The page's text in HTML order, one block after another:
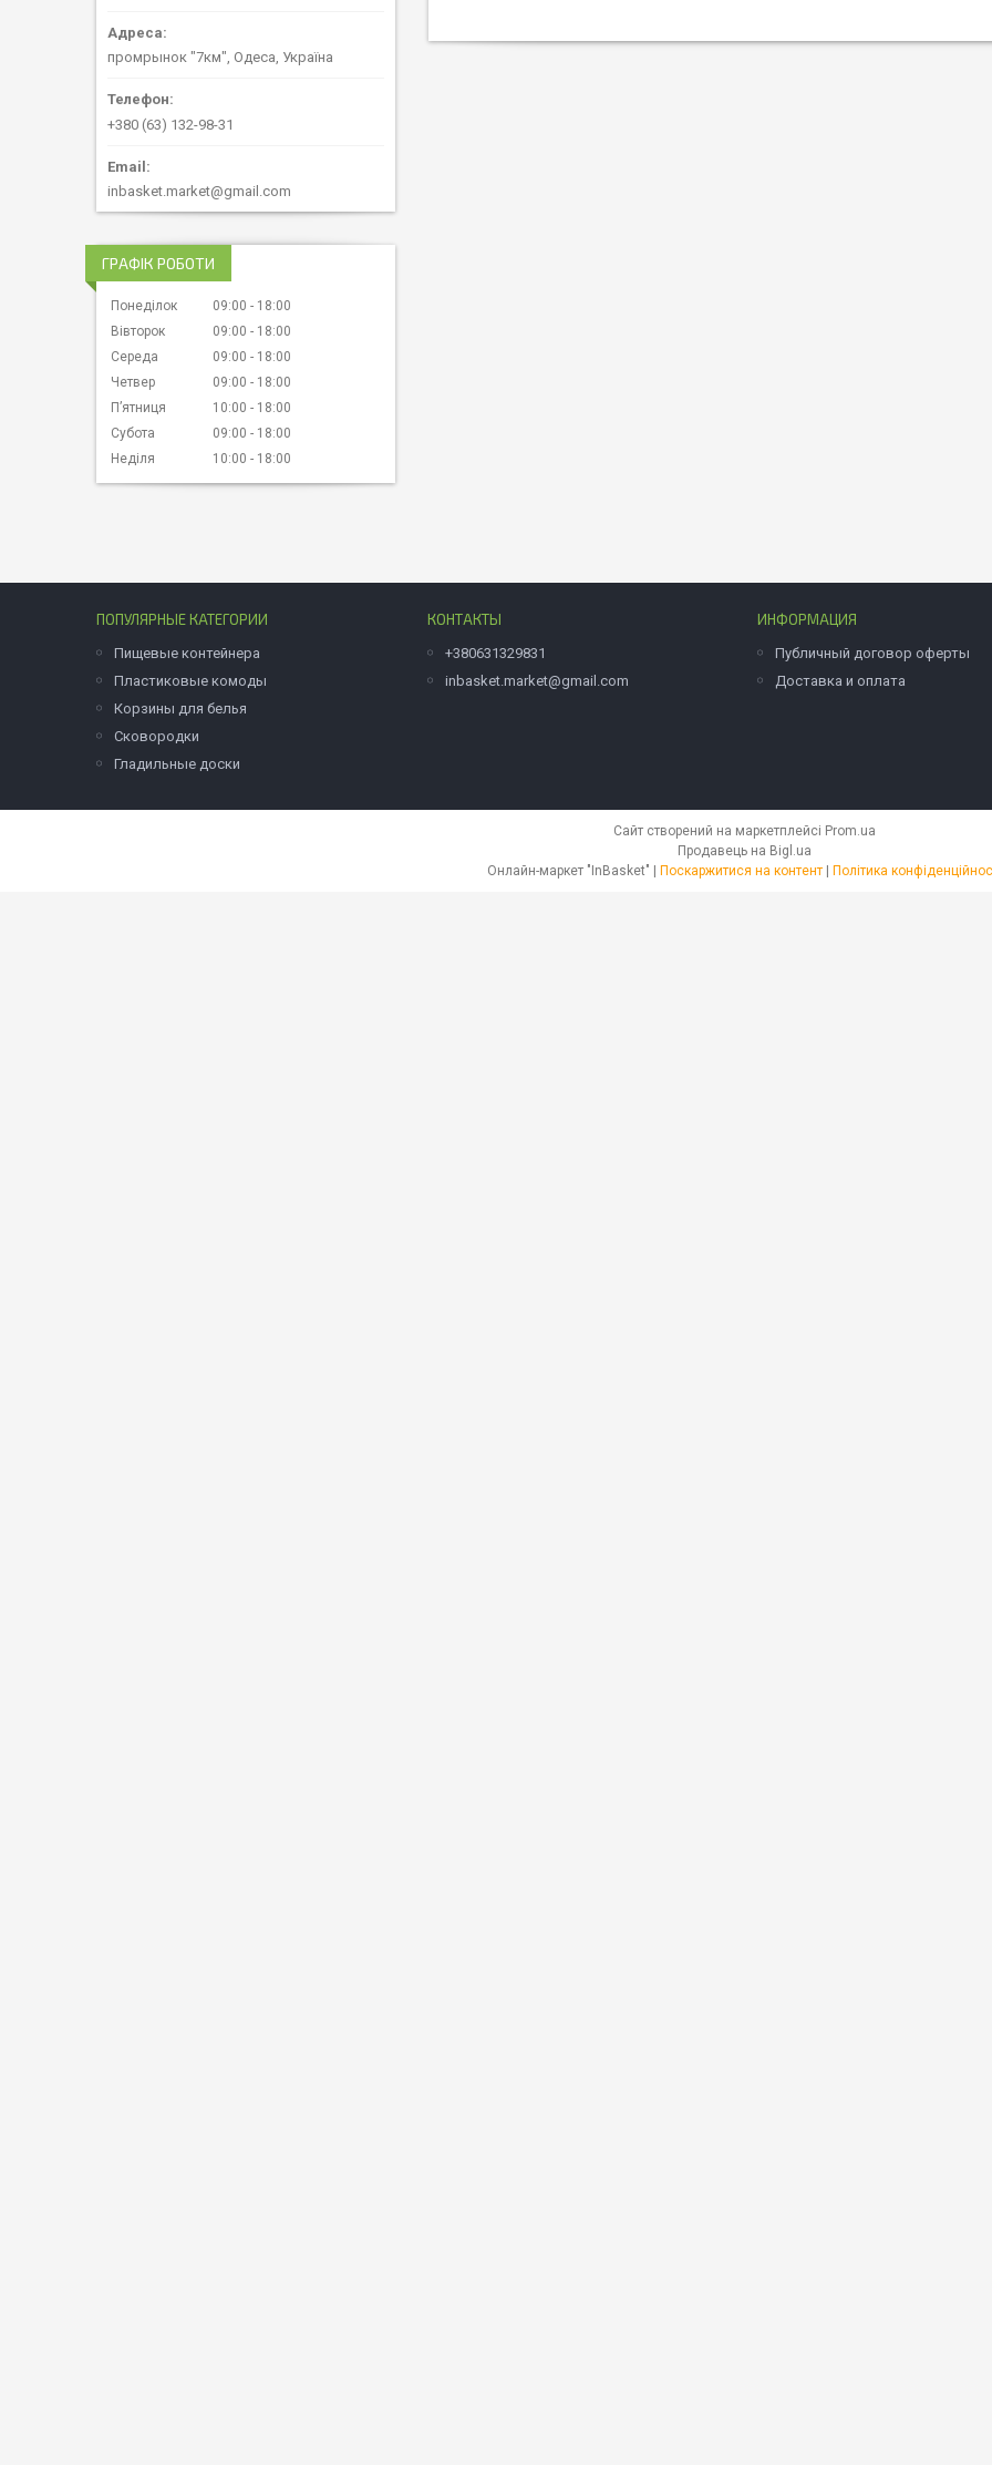
промрынок "7км", Одеса, Україна
+380 (63) 132-98-31
inbasket.market@gmail.com
ГРАФІК РОБОТИ
Понеділок 09:00
18:00
Вівторок
09:00
18:00
Середа
09:00
18:00
Четвер
09:00
18:00
Пʼятниця
10:00
18:00
Субота
09:00
18:00
Неділя
10:00 18:00
ПОПУЛЯРНЫЕ КАТЕГОРИИ
Пищевые контейнера
Пластиковые комоды
Корзины для белья
Сковородки
Гладильные доски
КОНТАКТЫ
+380631329831
inbasket.market@gmail.com
ИНФОРМАЦИЯ
Публичный договор оферты
Доставка и оплата
Сайт створений на маркетплейсі Prom.ua
Продавець на Bigl.ua
Поскаржитися на контент Політика